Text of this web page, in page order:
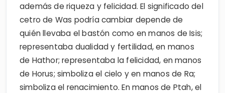
además de riqueza y felicidad. El significado del
cetro de Was podría cambiar depende de
quién llevaba el bastón como en manos de Isis;
representaba dualidad y fertilidad, en manos
de Hathor; representaba la felicidad, en manos
de Horus; simboliza el cielo y en manos de Ra;
simboliza el renacimiento. En manos de Ptah, el